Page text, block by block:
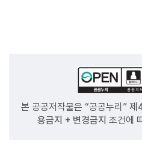
본 공공저작물은 “공공누리” 제
용금지 + 변경금지 조건에